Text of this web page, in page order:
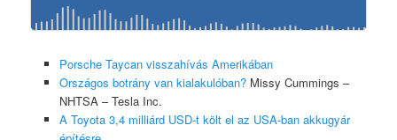
Porsche Taycan visszahívás Amerikában
Országos botrány van kialakulóban?Missy Cummings –
NHTSA – Tesla Inc.
A Toyota 3,4 milliárd USD-t költ el az USA-ban akkugyár